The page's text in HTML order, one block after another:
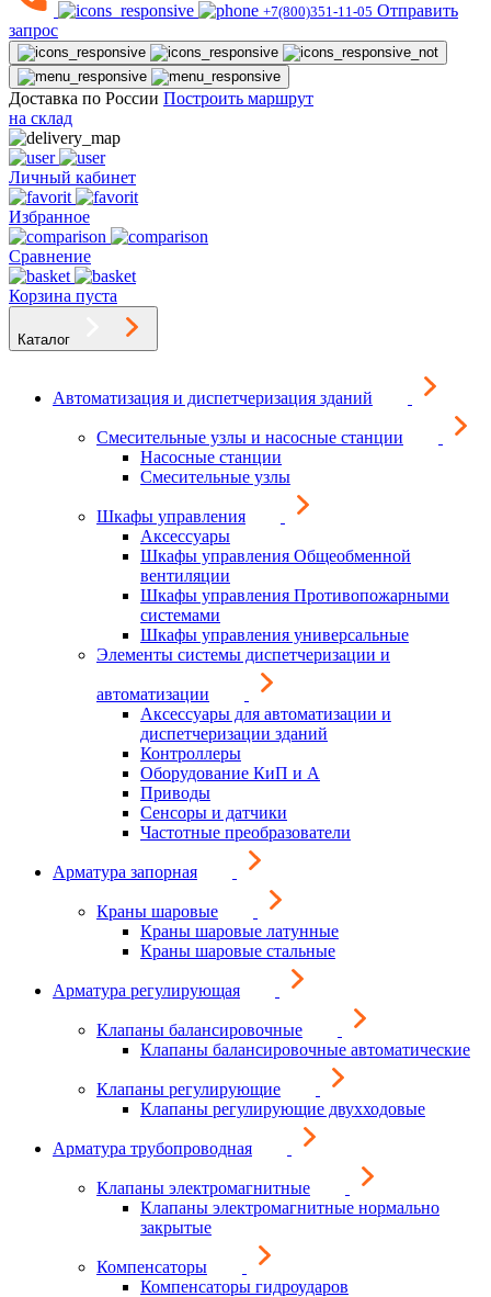
+7(800)351-11-05 Отправить
запрос
Доставка по России Построить маршрут
на склад
Личный кабинет
Избранное
Сравнение
Корзина пуста
Каталог
Автоматизация и диспетчеризация зданий
Смесительные узлы и насосные станции
Насосные станции
Смесительные узлы
Шкафы управления
Аксессуары
Шкафы управления Общеобменной
вентиляции
Шкафы управления Противопожарными
системами
Шкафы управления универсальные
Элементы системы диспетчеризации и
автоматизации
Аксессуары для автоматизации и
диспетчеризации зданий
Контроллеры
Оборудование КиП и А
Приводы
Сенсоры и датчики
Частотные преобразователи
Арматура запорная
Краны шаровые
Краны шаровые латунные
Краны шаровые стальные
Арматура регулирующая
Клапаны балансировочные
Клапаны балансировочные автоматические
Клапаны регулирующие
Клапаны регулирующие двухходовые
Арматура трубопроводная
Клапаны электромагнитные
Клапаны электромагнитные нормально
закрытые
Компенсаторы
Компенсаторы гидроударов